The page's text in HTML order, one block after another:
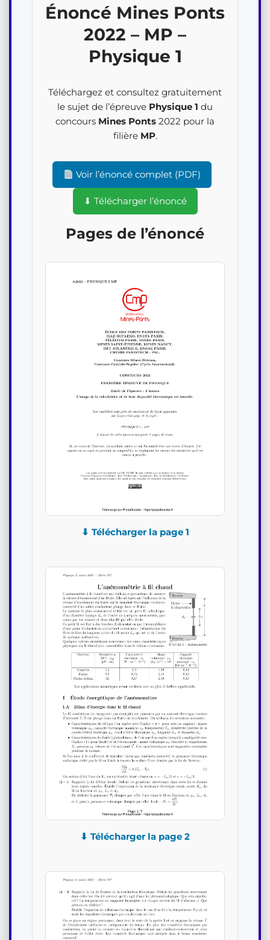
Énoncé Mines Ponts
2022 – MP –
Physique 1
Téléchargez et consultez gratuitement
le sujet de l’épreuve Physique 1 du
concours Mines Ponts 2022 pour la
filière MP.
Voir l’énoncé complet (PDF)
⬇ Télécharger l’énoncé
Pages de l’énoncé
⬇ Télécharger la page 1
⬇ Télécharger la page 2